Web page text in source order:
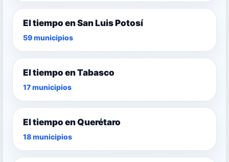
El tiempo en San Luis Potosí
59 municipios
El tiempo en Tabasco
17 municipios
El tiempo en Querétaro
18 municipios